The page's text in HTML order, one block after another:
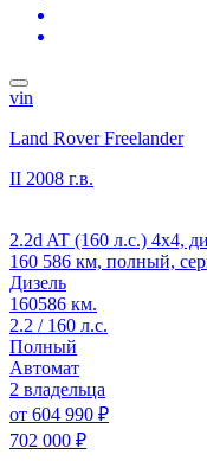
vin
Land Rover Freelander
II 2008 г.в.
2.2d AT (160 л.с.) 4x4,
160 586 км, полный,
Дизель
160586 км.
2.2 / 160 л.с.
Полный
Автомат
2 владельца
от 604 990 ₽
702 000 ₽